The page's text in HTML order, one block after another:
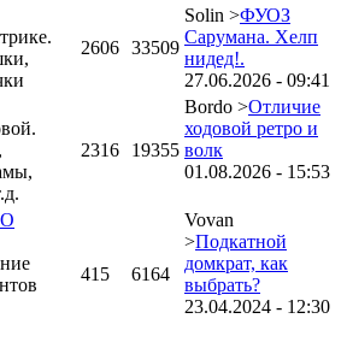
2606 33509
Solin >ФУОЗ
Сарумана. Хелп
нидед!.
27.06.2026 - 09:41
2316 19355
Bordo >Отличие
ходовой ретро и
волк
01.08.2026 - 15:53
415 6164
Vovan
>Подкатной
домкрат, как
выбрать?
23.04.2024 - 12:30